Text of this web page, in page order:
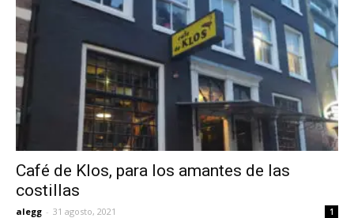
Café de Klos, para los amantes de las
costillas
alegg - 31 agosto, 2021 1